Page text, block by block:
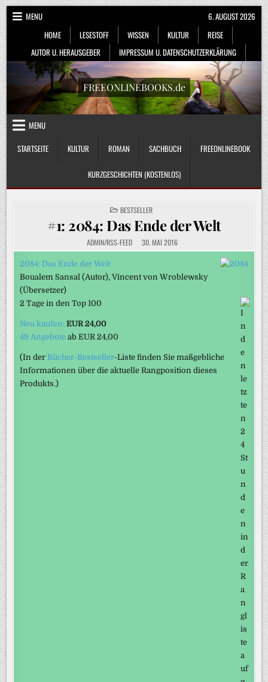
Skip
to
content
MENU
HOME
LESESTOFF WISSEN KULTUR
REISE
AUTOR U. HERAUSGEBER
IMPRESSUM U. DATENSCHUTZERKLÄRUNG
6. AUGUST 2026
FREEONLINEBOOKS.de
MENU
STARTSEITE
KULTUR ROMAN SACHBUCH FREEONLINEBOOK
KURZGESCHICHTEN (KOSTENLOS)
POSTED
IN
BESTSELLER
#1: 2084: Das Ende der Welt
ADMIN/RSS-FEED 30. MAI 2016
2084: Das Ende der Welt
Boualem Sansal(Autor), Vincent von Wroblewsky
(Übersetzer)
2 Tage in den Top 100
Neu kaufen:EUR 24,00
49 Angebote abEUR 24,00
(In der Bücher-Bestseller-Liste finden Sie maßgebliche
Informationen über die aktuelle Rangposition dieses
Produkts.)